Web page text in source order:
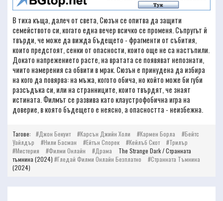
В тиха къща, далеч от света, Сюзън се опитва да защити
семейството си, когато една вечер всичко се променя. Съпругът й
твърди, че може да вижда бъдещето - фрагменти от събития,
които предстоят, сенки от опасности, които още не са настъпили.
Докато напрежението расте, на вратата се появяват непознати,
чиито намерения са обвити в мрак. Сюзън е принудена да избира
на кого да повярва: на мъжа, когото обича, но който може би губи
разсъдъка си, или на странниците, които твърдят, че знаят
истината. Филмът се развива като клаустрофобична игра на
доверие, в която бъдещето е неясно, а опасността - неизбежна.
Тагове: Джон Бекуит Карсън Джийн Холи Кармeн Борла
Бейтс
Уайлдър
Нили Басман Ейтън Спорек Кейлъб Скот
Трилър
Мистерия
Филми Онлайн Драма
The Strange Dark / Странната
тъмнина (2024) Гледай Филми Онлайн Безплатно
Странната Тъмнина
(2024)